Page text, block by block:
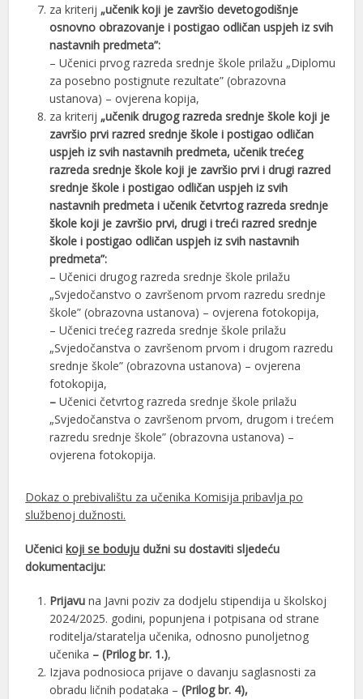
za kriterij„učenik koji je završio devetogodišnje
osnovno obrazovanje i postigao odličan uspjeh iz svih
nastavnih predmeta”:
– Učenici prvog razreda srednje škole prilažu „Diplomu
za posebno postignute rezultate” (obrazovna
ustanova) – ovjerena kopija,
za kriterij „učenik drugog razreda srednje škole koji je
završio prvi razred srednje škole i postigao odličan
uspjeh iz svih nastavnih predmeta, učenik trećeg
razreda srednje škole koji je završio prvi i drugi razred
srednje škole i postigao odličan uspjeh iz svih
nastavnih predmeta i učenik četvrtog razreda srednje
škole koji je završio prvi, drugi i treći razred srednje
škole i postigao odličan uspjeh iz svih nastavnih
predmeta”:
– Učenici drugog razreda srednje škole prilažu
„Svjedočanstvo o završenom prvom razredu srednje
škole” (obrazovna ustanova) – ovjerena fotokopija,
– Učenici trećeg razreda srednje škole prilažu
„Svjedočanstva o završenom prvom i drugom razredu
srednje škole” (obrazovna ustanova) – ovjerena
fotokopija,
–Učenici četvrtog razreda srednje škole prilažu
„Svjedočanstva o završenom prvom, drugom i trećem
razredu srednje škole” (obrazovna ustanova) –
ovjerena fotokopija.
Dokaz o prebivalištu za učenika Komisija pribavlja po
službenoj dužnosti.
Učenicikoji se boduju dužni su dostaviti sljedeću
dokumentaciju:
Prijavu na Javni poziv za dodjelu stipendija u školskoj
2024/2025. godini, popunjena i potpisana od strane
roditelja/staratelja učenika, odnosno punoljetnog
učenika – (Prilog br. 1.),
Izjava podnosioca prijave o davanju saglasnosti za
obradu ličnih podataka –(Prilog br. 4),